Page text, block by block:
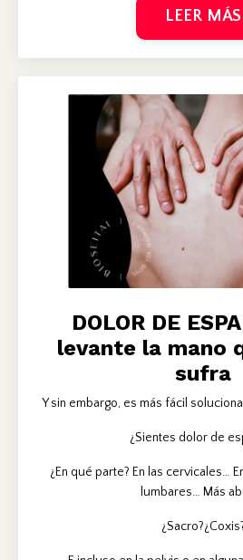
LEER MÁS
DOLOR DE
levante la mano
sufra
Y sin embargo, es más fácil
¿Sientes dolor de
¿En qué parte? En las cervicales…
lumbares… Más